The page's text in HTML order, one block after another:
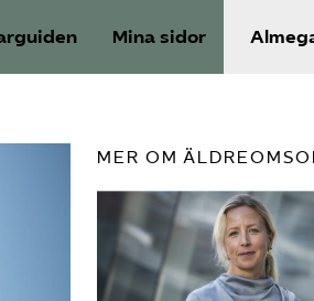
Mina sidor
Valmanifest
Medlemskap
MER OM